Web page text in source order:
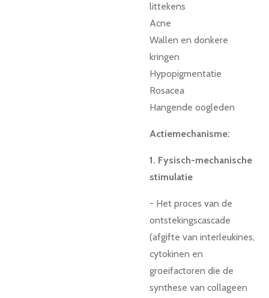
littekens
Acne
Wallen en donkere
kringen
Hypopigmentatie
Rosacea
Hangende oogleden
Actiemechanisme:
1. Fysisch-mechanische
stimulatie
- Het proces van de
ontstekingscascade
(afgifte van interleukines,
cytokinen en
groeifactoren die de
synthese van collageen